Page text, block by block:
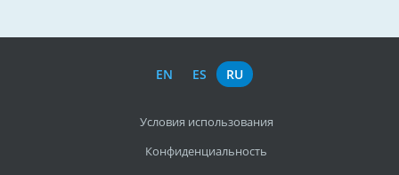
EN ES RU
Условия использования
Конфиденциальность